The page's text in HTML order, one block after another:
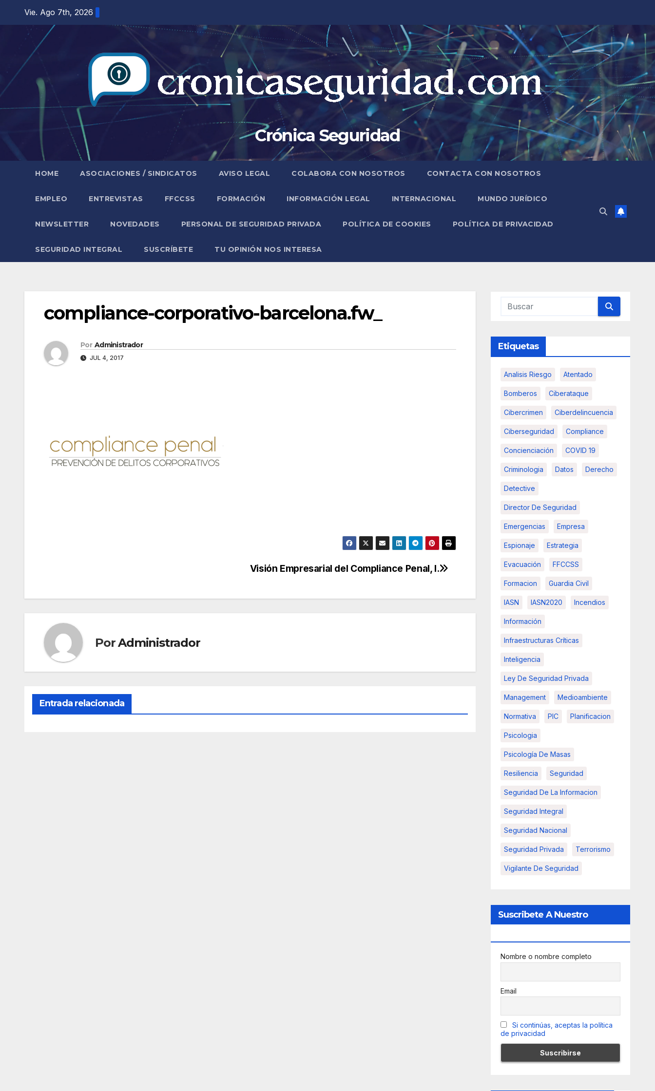
contenido
Vie. Ago 7th, 2026
Crónica Seguridad
HOME ASOCIACIONES / SINDICATOS AVISO LEGAL COLABORA CON NOSOTROS CONTACTA CON NOSOTROS
EMPLEO ENTREVISTAS FFCCSS FORMACIÓN INFORMACIÓN LEGAL INTERNACIONAL MUNDO JURÍDICO
NEWSLETTER NOVEDADES PERSONAL DE SEGURIDAD PRIVADA POLÍTICA DE COOKIES POLÍTICA DE PRIVACIDAD
SEGURIDAD INTEGRAL SUSCRÍBETE TU OPINIÓN NOS INTERESA
compliance-corporativo-barcelona.fw_
Por Administrador
JUL 4, 2017
Visión Empresarial del Compliance Penal, I.
PorAdministrador
Entrada relacionada
Etiquetas
Analisis Riesgo Atentado
Bomberos Ciberataque
Cibercrimen Ciberdelincuencia
Ciberseguridad Compliance
Concienciación COVID 19
Criminologia Datos Derecho
Detective
Director De Seguridad
Emergencias Empresa
Espionaje Estrategia
Evacuación FFCCSS
Formacion Guardia Civil
IASN IASN2020 Incendios
Información
Infraestructuras Críticas
Inteligencia
Ley De Seguridad Privada
Management Medioambiente
Normativa PIC Planificacion
Psicologia
Psicología De Masas
Resiliencia Seguridad
Seguridad De La Informacion
Seguridad Integral
Seguridad Nacional
Seguridad Privada Terrorismo
Vigilante De Seguridad
Suscribete A Nuestro
Nombre o nombre completo
Email
Si continúas, aceptas la política
de privacidad